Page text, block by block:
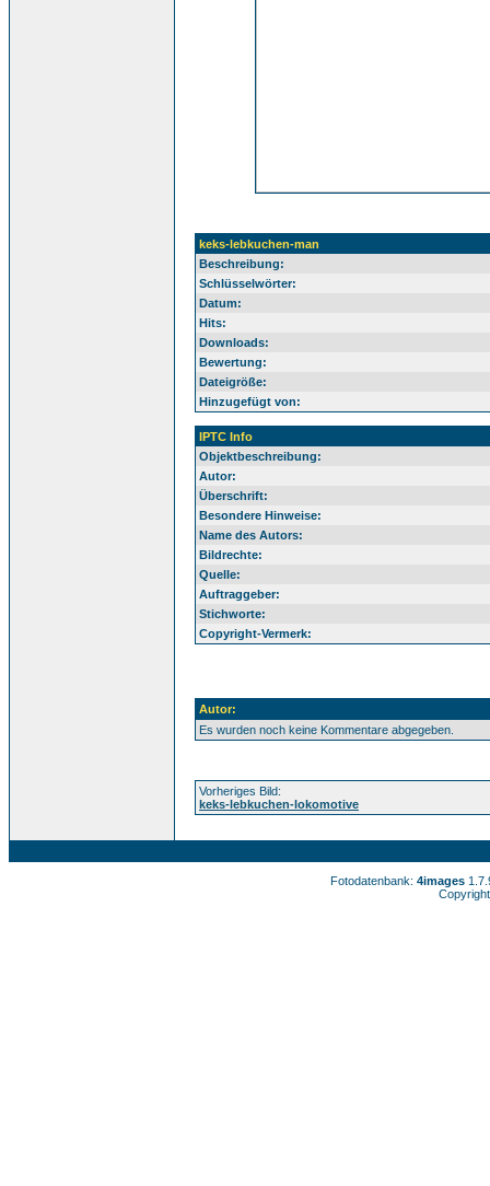
keks-lebkuchen-man
Beschreibung:
Schlüsselwörter:
Datum:
Hits:
Downloads:
Bewertung:
Dateigröße:
Hinzugefügt von:
IPTC Info
Objektbeschreibung:
Autor:
Überschrift:
Besondere Hinweise:
Name des Autors:
Bildrechte:
Quelle:
Auftraggeber:
Stichworte:
Copyright-Vermerk:
Autor:
Es wurden noch keine Kommentare abgegeben.
Vorheriges Bild:
keks-lebkuchen-lokomotive
Fotodatenbank: 4images